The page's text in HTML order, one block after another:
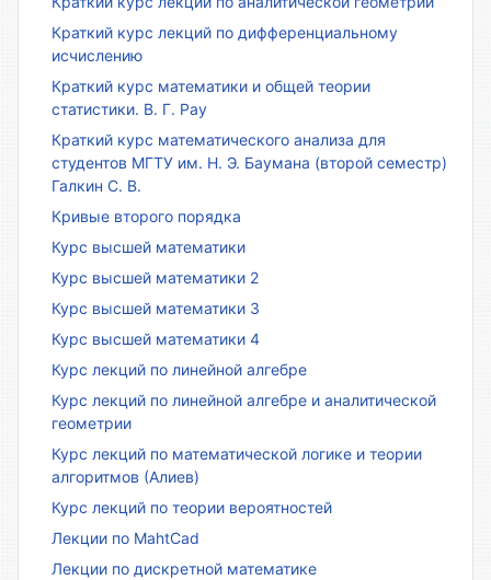
Краткий курс лекций по дифференциальному
исчислению
Краткий курс математики и общей теории
статистики. В. Г. Рау
Краткий курс математического анализа для
студентов МГТУ им. Н. Э. Баумана (второй семестр)
Галкин С. В.
Кривые второго порядка
Курс высшей математики
Курс высшей математики 2
Курс высшей математики 3
Курс высшей математики 4
Курс лекций по линейной алгебре
Курс лекций по линейной алгебре и аналитической
геометрии
Курс лекций по математической логике и теории
алгоритмов (Алиев)
Курс лекций по теории вероятностей
Лекции по MahtCad
Лекции по дискретной математике